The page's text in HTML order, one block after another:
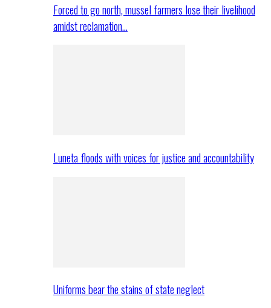
Forced to go north, mussel farmers lose their livelihood
amidst reclamation…
Luneta floods with voices for justice and accountability
Uniforms bear the stains of state neglect